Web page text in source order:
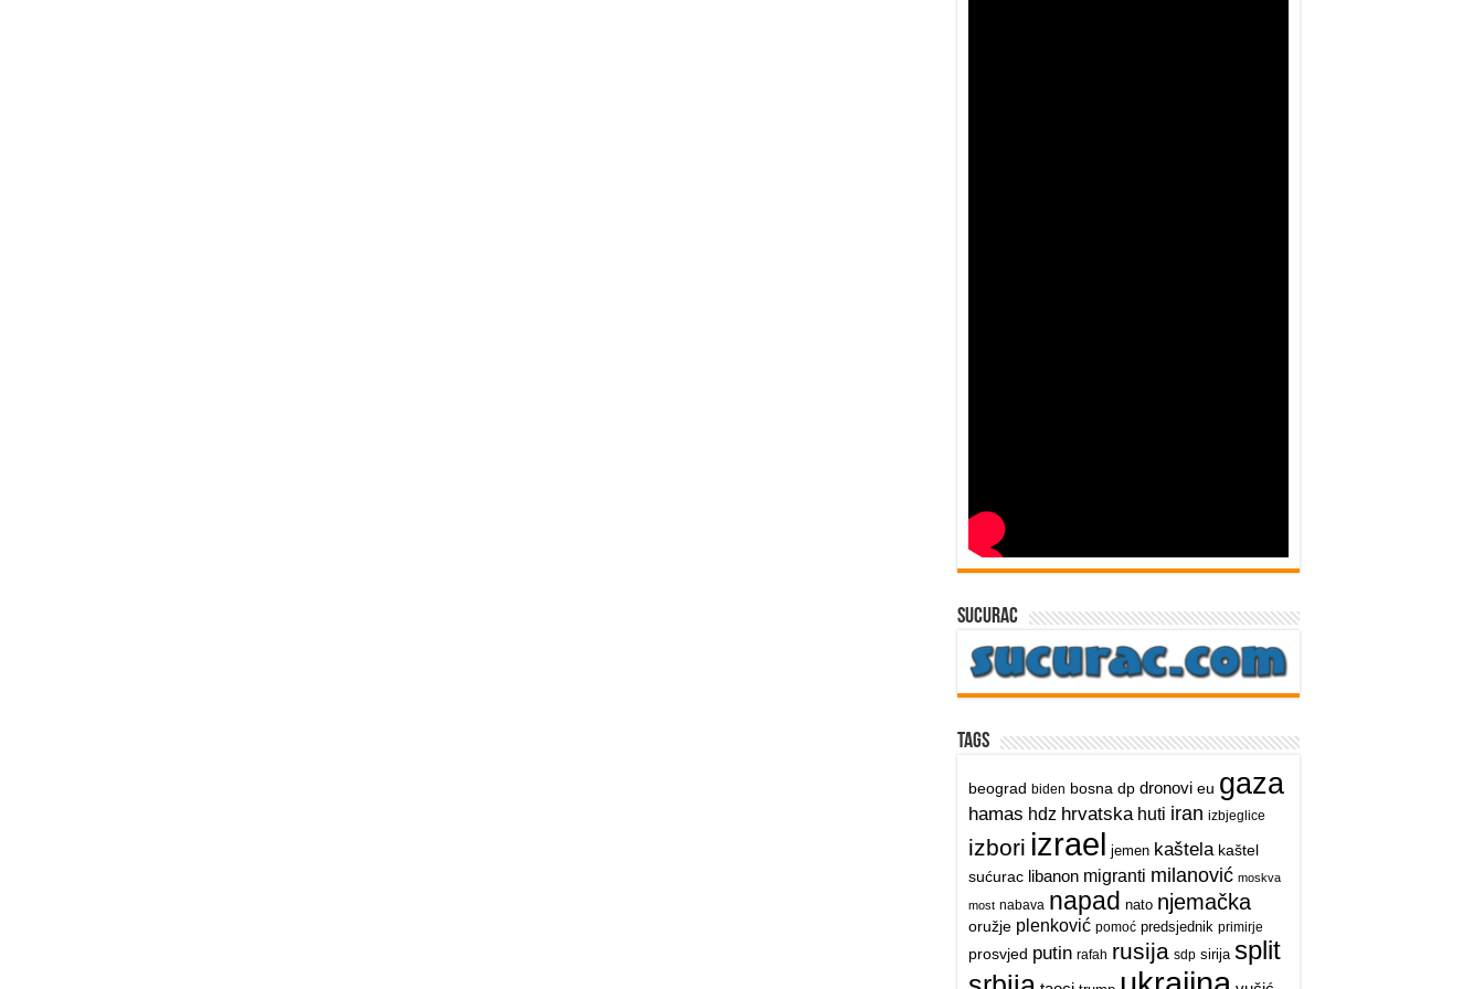
sucurac
Tags
beograd biden bosna dp dronovi eu gaza
hamas hdz hrvatska huti iran izbjeglice
izbori izrael jemen kaštela kaštel
sućurac libanon migranti milanović moskva
most nabava napad nato njemačka
oružje plenković pomoć predsjednik primirje
prosvjed putin rafah rusija sdp sirija split